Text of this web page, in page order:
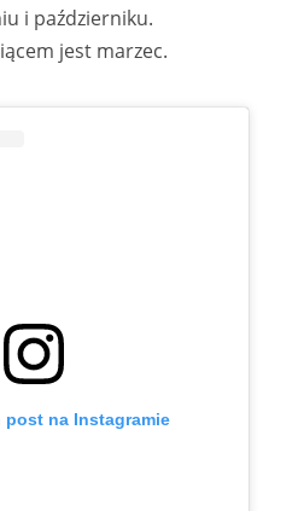
i październiku.
jest marzec.
post na Instagramie